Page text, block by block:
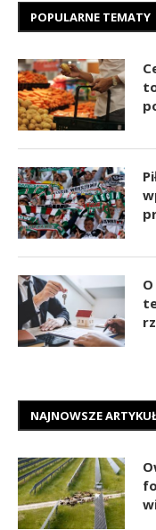
POPULARNE TEMATY
NAJNOWSZE